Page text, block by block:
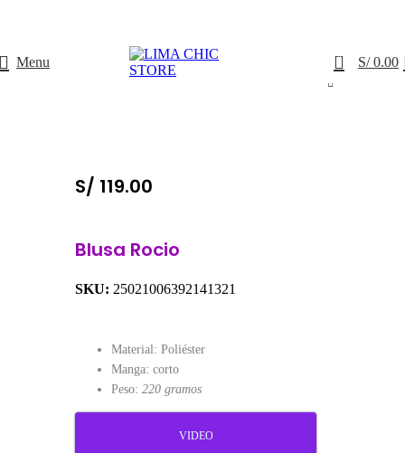
Menu 0 S/0.00
S/ 119.00
Blusa Rocio
SKU: 25021006392141321
Material: Poliéster
Manga: corto
Peso: 220 gramos
VIDEO